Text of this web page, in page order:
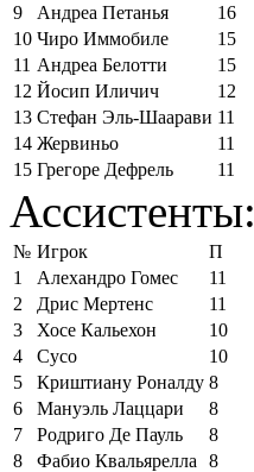
9
Андреа Петанья
16
10 Чиро Иммобиле
15
11 Андреа Белотти
15
12 Йосип Иличич
12
13 Стефан Эль-Шаарави 11
14 Жервиньо
11
15 Грегоре Дефрель 11
Ассистенты:
№ Игрок
П
1
Алехандро Гомес
11
2
Дрис Мертенс
11
3
Хосе Кальехон
10
4
Сусо
10
5
Криштиану Роналду 8
6
Мануэль Лаццари
8
7
Родриго Де Пауль
8
8
Фабио Квальярелла
8